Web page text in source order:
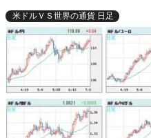
米ドルＶＳ世界の通貨 日足